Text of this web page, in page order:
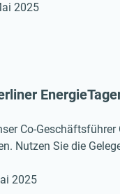
2025
Co-
Nutzen Sie die
2025